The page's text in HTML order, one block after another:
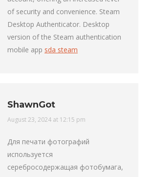
of security and convenience. Steam
Desktop Authenticator. Desktop
version of the Steam authentication
mobile app sda steam
ShawnGot
says:
August 23, 2024 at 12:15 pm
Для печати фотографий
используется
серебросодержащая фотобумага,